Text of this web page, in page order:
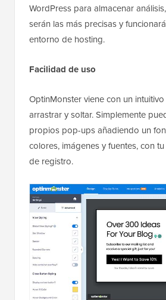
WordPress para almacenar
serán las más precisas y
entorno de hosting.
Facilidad de uso
OptinMonster viene con un
arrastrar y soltar. Simplemente
propios pop-ups añadiendo un
colores, imágenes y fuentes, con
de registro.